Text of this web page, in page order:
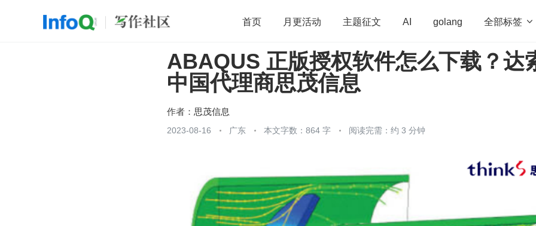
首页 月更活动 主题征文 AI golang 全部标签 
开源 架构 OpenHarmony 算法 学习方法 Web3.0 高
团队管理 程序员 运维
ABAQUS 正版授权软件怎么下载？达
中国代理商思茂信息
作者： 思茂信息
2023-08-16 广东 本文字数：864 字 阅读完需：约 3 分钟